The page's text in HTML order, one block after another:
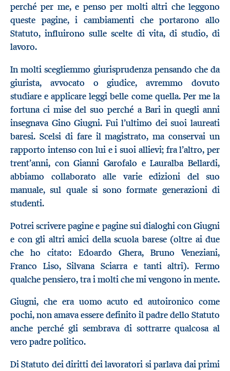
perché per me, e penso per molti altri che leggono
queste pagine, i cambiamenti che portarono allo
Statuto, influirono sulle scelte di vita, di studio, di
lavoro.
In molti scegliemmo giurisprudenza pensando che da
giurista, avvocato o giudice, avremmo dovuto
studiare e applicare leggi belle come quella. Per me la
fortuna ci mise del suo perché a Bari in quegli anni
insegnava Gino Giugni. Fui l’ultimo dei suoi laureati
baresi. Scelsi di fare il magistrato, ma conservai un
rapporto intenso con lui e i suoi allievi; fra l’altro, per
trent’anni, con Gianni Garofalo e Lauralba Bellardi,
abbiamo collaborato alle varie edizioni del suo
manuale, sul quale si sono formate generazioni di
studenti.
Potrei scrivere pagine e pagine sui dialoghi con Giugni
e con gli altri amici della scuola barese (oltre ai due
che ho citato: Edoardo Ghera, Bruno Veneziani,
Franco Liso, Silvana Sciarra e tanti altri). Fermo
qualche pensiero, tra i molti che mi vengono in mente.
Giugni, che era uomo acuto ed autoironico come
pochi, non amava essere definito il padre dello Statuto
anche perché gli sembrava di sottrarre qualcosa al
vero padre politico.
Di Statuto dei diritti dei lavoratori si parlava dai primi